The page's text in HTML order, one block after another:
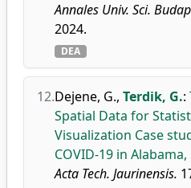
Annales Univ. Sci.
2024.
DEA
12.Dejene, G., Terdik, G.:
Spatial Data for
Visualization Case
COVID-19 in Alabama,
Acta Tech. Jaurinensis.